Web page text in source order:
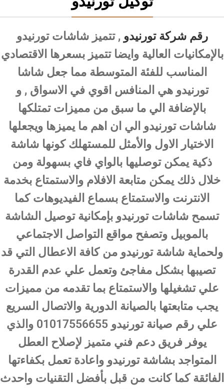
رقم شركة تورنيدو , تتميز شاشات تورنيدو
بالإمكانيات العالية وايضا تتميز بسعرها الاقتصادي
المناسب للفئة المتوسطة مما جعل شاشا
تورنيدو هي المنافس اقوي في الاسواق , و
بالإضافة الي ما سبق من مميزات تمتلكها
شاشات تورنيدو الي ان اهم ما يميزها ويجعلها
الاختيار الاول والأمثل للمستهلك كونها شاشة
ذكية يمكن توصليها بالواي فاي بسهولة ومن
خلال ذلك يمكن متابعة الافلام والاستمتاع بخدمة
الانترنت والاستمتاع بسماع الفيديوهات كما
تسمح شاشات تورنيدو بإمكانية توصيل الشاشة
بالموبيل وتصفح مواقع التواصل الاجتماعي
ولحماية شاشة تورنيدو من كافة الاعطال التي قد
تصيبها بشكل مفاجئ وتعمل علي عدم القدرة
علي تشغيلها والاستمتاع بما تقدمه من مميزات
يجب متابعتها بالصيانة الدورية والاتصال السريع
علي رقم صيانة تورنيدو 01017556655 والذي
يوفر فريق دعم فني متميز لإصلاح العطل
المتواجد بشاشة تورنيدو واعادة تعمل بكفاءتها
الفائقة كما كانت من قبل بأفضل التقنيات واحدث